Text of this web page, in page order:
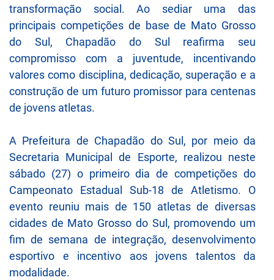
transformação social. Ao sediar uma das
principais competições de base de Mato Grosso
do Sul, Chapadão do Sul reafirma seu
compromisso com a juventude, incentivando
valores como disciplina, dedicação, superação e a
construção de um futuro promissor para centenas
de jovens atletas.
A Prefeitura de Chapadão do Sul, por meio da
Secretaria Municipal de Esporte, realizou neste
sábado (27) o primeiro dia de competições do
Campeonato Estadual Sub-18 de Atletismo. O
evento reuniu mais de 150 atletas de diversas
cidades de Mato Grosso do Sul, promovendo um
fim de semana de integração, desenvolvimento
esportivo e incentivo aos jovens talentos da
modalidade.